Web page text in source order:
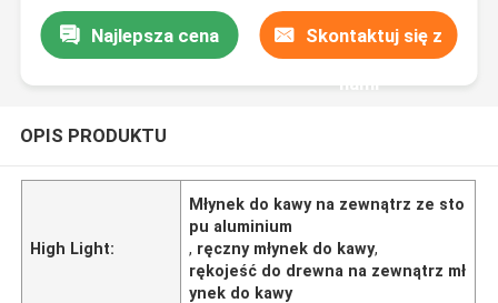
Najlepsza cena Skontaktuj się z
nami
OPIS PRODUKTU
High Light:
Młynek do kawy na zewnątrz ze sto
pu aluminium
, ręczny młynek do kawy,
rękojeść do drewna na zewnątrz mł
ynek do kawy